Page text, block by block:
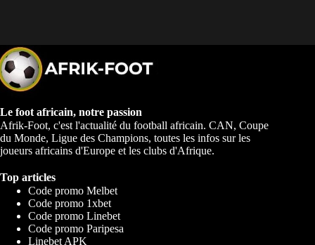
Le foot africain, notre passion
Afrik-Foot, c'est l'actualité du football africain. CAN, Coupe
du Monde, Ligue des Champions, toutes les infos sur les
joueurs africains d'Europe et les clubs d'Afrique.
Top articles
Code promo Melbet
Code promo 1xbet
Code promo Linebet
Code promo Paripesa
Linebet APK